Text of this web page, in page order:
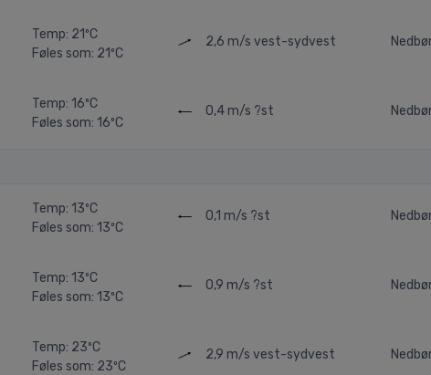
Temp: 21ºC
Føles som: 21ºC
2,6 m/svest-sydvest
Temp: 16ºC
Føles som: 16ºC
0,4 m/s ?st
Temp: 13ºC
Føles som: 13ºC
0,1 m/s ?st
Temp: 13ºC
Føles som: 13ºC
0,9 m/s ?st
Temp: 23ºC
Føles som: 23ºC
2,9 m/svest-sydvest